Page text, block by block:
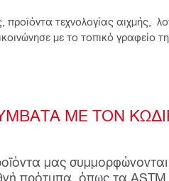
τεχνολογίας αιχμής,
με το τοπικό γραφείο
ΜΕ ΤΟΝ
μας
πρότυπα, όπως τα ASTM